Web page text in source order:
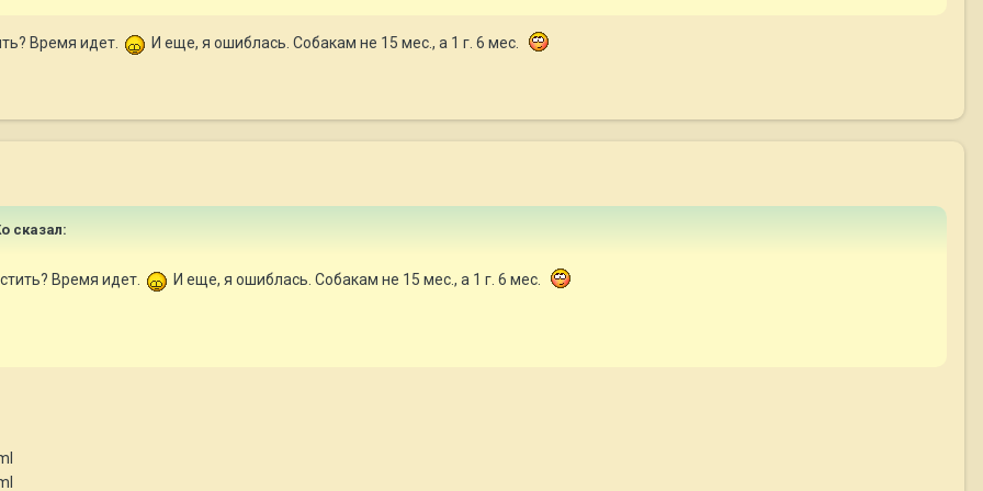
Время идет. И еще, я ошиблась. Собакам не 15 мес., а 1 г. 6 мес.
сказал:
Время идет. И еще, я ошиблась. Собакам не 15 мес., а 1 г. 6 мес.